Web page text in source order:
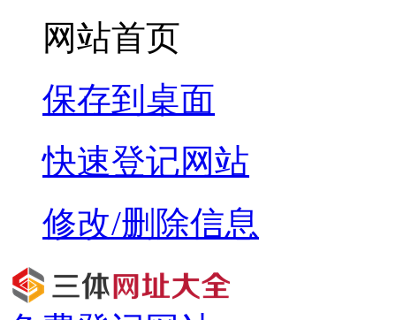
网站首页
保存到桌面
快速登记网站
修改/删除信息